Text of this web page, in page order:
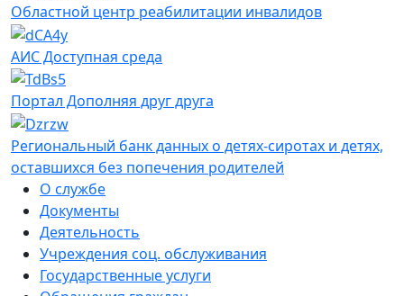
Областной центр реабилитации инвалидов
АИС Доступная среда
Портал Дополняя друг друга
Региональный банк данных о детях-сиротах и детях,
оставшихся без попечения родителей
О службе
Документы
Деятельность
Учреждения соц. обслуживания
Государственные услуги